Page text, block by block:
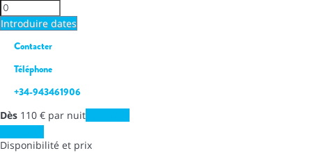
Introduire dates
Contacter
Téléphone
+34-943461906
Dès 110 € par nuit
Disponibilité et prix